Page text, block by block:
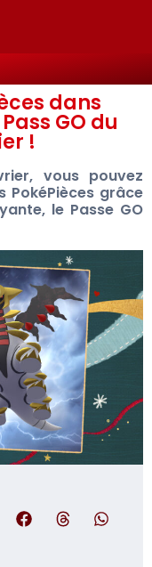
dans
GO du
!
vous pouvez
PokéPièces grâce
le Passe GO